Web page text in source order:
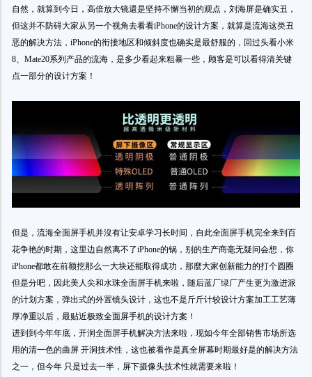
自然，就算到今日，高倍放大镜還是坚持不懈当初的观点，刘海屏是确实丑，
但这并不防碍大家从另一个视角去看看iPhone的设计方案，就算是流海这类丑
恶的解决方法，iPhone的衔接地区和倾斜度也确实是最舒服的，回过头看小米
8、Mate20系列产品的流海，是多少看起来粗暴一些，顾客是可以看得清关键
点一部分的设计方案！
但是，流海全面屏手机并沒有让安卓学习长时间，自此全面屏手机完全来到百
花争艳的时期，这里边自然离不了iPhone的锅，别的生产商毫无疑问会想，你
iPhone都敢在前额挖那么一大块还能取得成功，那麼大家创新能力的打个圆圈
但是分吧，因此美人尖和水珠全面屏手机来啦，随后蓝厂绿厂产生更为激进派
的计划方案，弹出式的外置镜头设计，这也不是斤斤计较设计方案加工工艺薄
厚净重以后，最贴近极致全面屏手机的设计方案！
进到到今年年底，开洞全面屏手机解决方法来啦，现如今年全部销售市场所选
用的清一色的曲屏 开洞技术性，这也被看作是真全屏幕时期最好是的解决方法
之一，但今年 只是过去一半，屏下摄像头技术性就需要来啦！